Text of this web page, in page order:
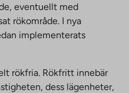
eventuellt med
rökområde. I nya
implementerats
rökfria. Rökfritt innebär
dess lägenheter,